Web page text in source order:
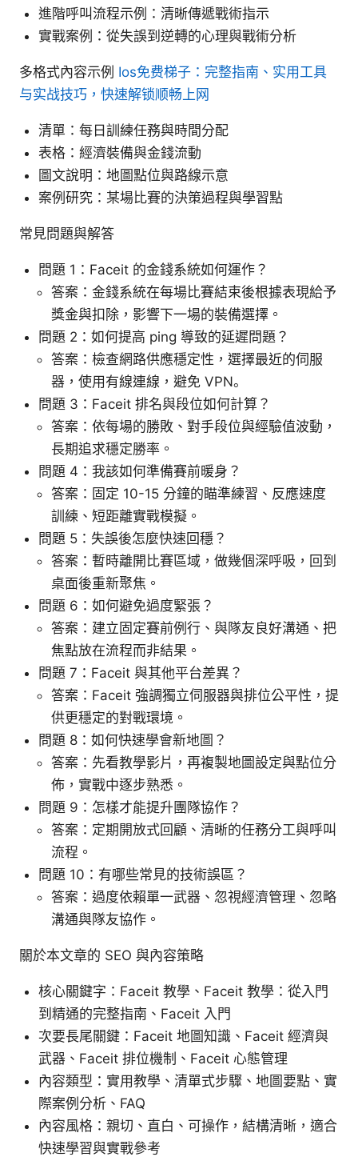
進階呼叫流程示例：清晰傳遞戰術指示
實戰案例：從失誤到逆轉的心理與戰術分析
多格式內容示例 Ios免费梯子：完整指南、实用工具
与实战技巧，快速解锁顺畅上网
清單：每日訓練任務與時間分配
表格：經濟裝備與金錢流動
圖文說明：地圖點位與路線示意
案例研究：某場比賽的決策過程與學習點
常見問題與解答
問題 1：Faceit 的金錢系統如何運作？
答案：金錢系統在每場比賽結束後根據表現給予
獎金與扣除，影響下一場的裝備選擇。
問題 2：如何提高 ping 導致的延遲問題？
答案：檢查網路供應穩定性，選擇最近的伺服
器，使用有線連線，避免 VPN。
問題 3：Faceit 排名與段位如何計算？
答案：依每場的勝敗、對手段位與經驗值波動，
長期追求穩定勝率。
問題 4：我該如何準備賽前暖身？
答案：固定 10-15 分鐘的瞄準練習、反應速度
訓練、短距離實戰模擬。
問題 5：失誤後怎麼快速回穩？
答案：暫時離開比賽區域，做幾個深呼吸，回到
桌面後重新聚焦。
問題 6：如何避免過度緊張？
答案：建立固定賽前例行、與隊友良好溝通、把
焦點放在流程而非結果。
問題 7：Faceit 與其他平台差異？
答案：Faceit 強調獨立伺服器與排位公平性，提
供更穩定的對戰環境。
問題 8：如何快速學會新地圖？
答案：先看教學影片，再複製地圖設定與點位分
佈，實戰中逐步熟悉。
問題 9：怎樣才能提升團隊協作？
答案：定期開放式回顧、清晰的任務分工與呼叫
流程。
問題 10：有哪些常見的技術誤區？
答案：過度依賴單一武器、忽視經濟管理、忽略
溝通與隊友協作。
關於本文章的 SEO 與內容策略
核心關鍵字：Faceit 教學、Faceit 教學：從入門
到精通的完整指南、Faceit 入門
次要長尾關鍵：Faceit 地圖知識、Faceit 經濟與
武器、Faceit 排位機制、Faceit 心態管理
內容類型：實用教學、清單式步驟、地圖要點、實
際案例分析、FAQ
內容風格：親切、直白、可操作，結構清晰，適合
快速學習與實戰參考